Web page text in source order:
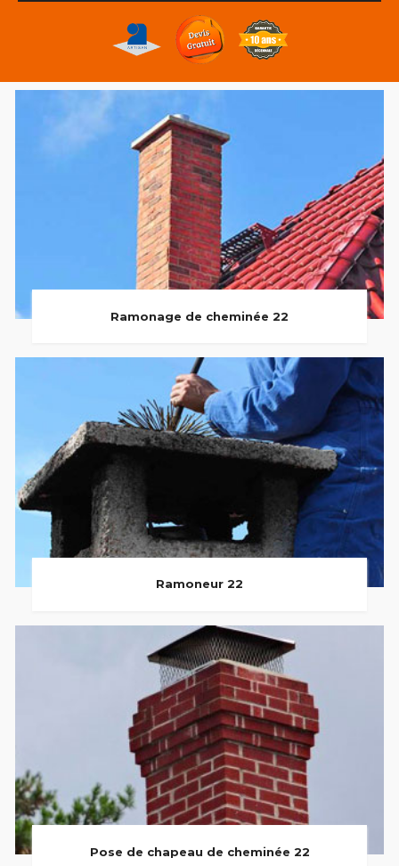
Ramonage de cheminée 22
Ramoneur 22
Pose de chapeau de cheminée 22